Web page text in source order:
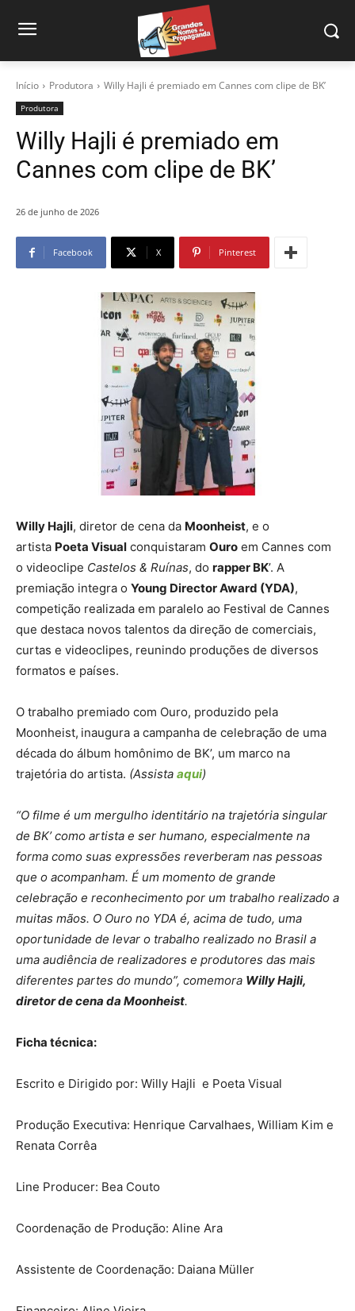
Início Produtora Willy Hajli é premiado em Cannes com clipe de BK’
Produtora
Willy Hajli é premiado em
Cannes com clipe de BK’
26 de junho de 2026
Facebook X Pinterest
Willy Hajli, diretor de cena da Moonheist, e o
artista Poeta Visual conquistaram Ouro em Cannes com
o videoclipe Castelos & Ruínas, do rapper BK’. A
premiação integra o Young Director Award (YDA),
competição realizada em paralelo ao Festival de Cannes
que destaca novos talentos da direção de comerciais,
curtas e videoclipes, reunindo produções de diversos
formatos e países.
O trabalho premiado com Ouro, produzido pela
Moonheist, inaugura a campanha de celebração de uma
década do álbum homônimo de BK’, um marco na
trajetória do artista. (Assista aqui)
“O filme é um mergulho identitário na trajetória singular
de BK’ como artista e ser humano, especialmente na
forma como suas expressões reverberam nas pessoas
que o acompanham. É um momento de grande
celebração e reconhecimento por um trabalho realizado a
muitas mãos. O Ouro no YDA é, acima de tudo, uma
oportunidade de levar o trabalho realizado no Brasil a
uma audiência de realizadores e produtores das mais
diferentes partes do mundo”, comemora Willy Hajli,
diretor de cena da Moonheist.
Ficha técnica:
Escrito e Dirigido por: Willy Hajli e Poeta Visual
Produção Executiva: Henrique Carvalhaes, William Kim e
Renata Corrêa
Line Producer: Bea Couto
Coordenação de Produção: Aline Ara
Assistente de Coordenação: Daiana Müller